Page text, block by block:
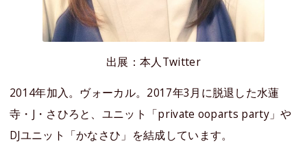
出展：本人Twitter
2014年加入。ヴォーカル。2017年3月に脱退した水蓮
寺・J・さひろと、ユニット「private ooparts party」や
DJユニット「かなさひ」を結成しています。